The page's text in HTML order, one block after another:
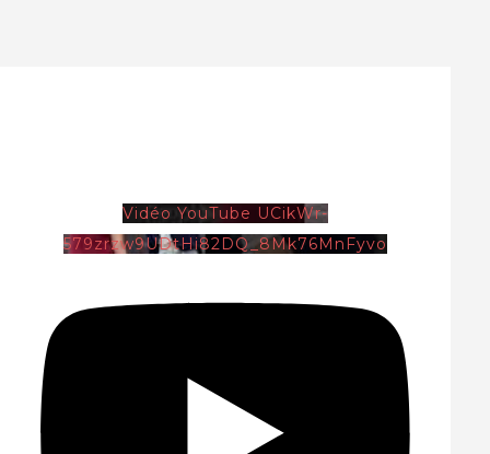
Vidéo YouTube UCikWr-
579zrzw9UDtHi82DQ_8Mk76MnFyvo